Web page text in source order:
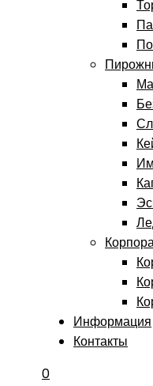
Информация
Контакты
0